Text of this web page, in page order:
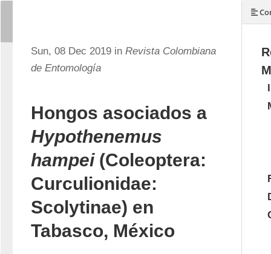
Sun, 08 Dec 2019 in Revista Colombiana
de Entomología
Hongos asociados a
Hypothenemus
hampei(Coleoptera:
Curculionidae:
Scolytinae) en
Tabasco, México